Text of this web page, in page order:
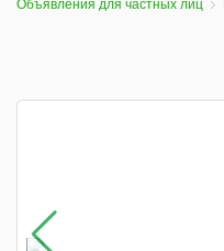
Объявления для частных лиц